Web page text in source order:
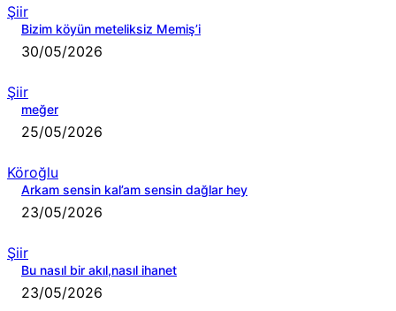
Şiir
Bizim köyün meteliksiz Memiş’i
30/05/2026
Şiir
meğer
25/05/2026
Köroğlu
Arkam sensin kal’am sensin dağlar hey
23/05/2026
Şiir
Bu nasıl bir akıl,nasıl ihanet
23/05/2026